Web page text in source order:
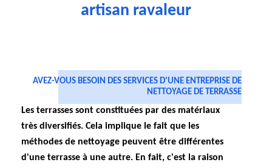
artisan ravaleur
AVEZ-VOUS BESOIN DES SERVICES D'UNE ENTREPRISE DE
NETTOYAGE DE TERRASSE
Les terrasses sont constituées par des matériaux
très diversifiés. Cela implique le fait que les
méthodes de nettoyage peuvent être différentes
d'une terrasse à une autre. En fait, c'est la raison